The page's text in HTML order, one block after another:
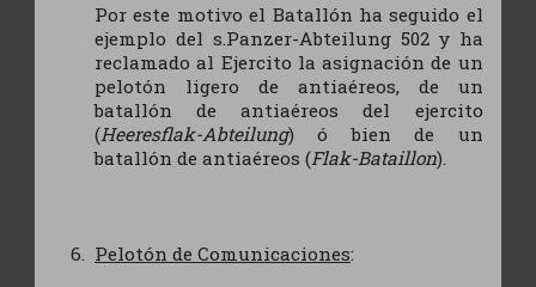
Por este motivo el Batallón ha seguido el
ejemplo del s.Panzer-Abteilung 502 y ha
reclamado al Ejercito la asignación de un
pelotón ligero de antiaéreos, de un
batallón de antiaéreos del ejercito
(Heeresflak-Abteilung) ó bien de un
batallón de antiaéreos (Flak-Bataillon).
Pelotón de Comunicaciones: